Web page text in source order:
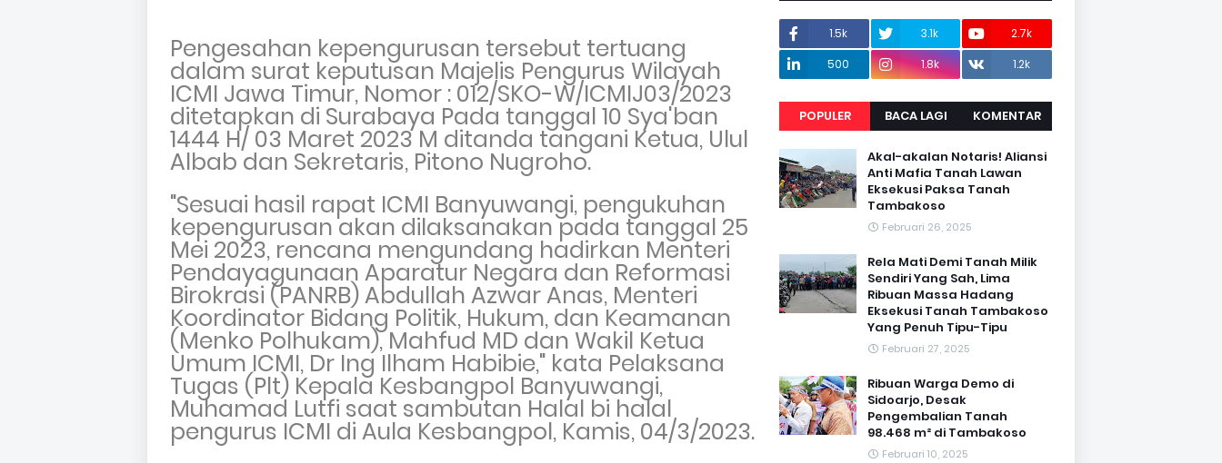
Pengesahan kepengurusan tersebut tertuang
dalam surat keputusan Majelis Pengurus Wilayah
ICMI Jawa Timur, Nomor : 012/SKO-W/ICMIJ03/2023
ditetapkan di Surabaya Pada tanggal 10 Sya'ban
1444 H/ 03 Maret 2023 M ditanda tangani Ketua, Ulul
Albab dan Sekretaris, Pitono Nugroho.
"Sesuai hasil rapat ICMI Banyuwangi, pengukuhan
kepengurusan akan dilaksanakan pada tanggal 25
Mei 2023, rencana mengundang hadirkan Menteri
Pendayagunaan Aparatur Negara dan Reformasi
Birokrasi (PANRB) Abdullah Azwar Anas, Menteri
Koordinator Bidang Politik, Hukum, dan Keamanan
(Menko Polhukam), Mahfud MD dan Wakil Ketua
Umum ICMI, Dr Ing Ilham Habibie," kata Pelaksana
Tugas (Plt) Kepala Kesbangpol Banyuwangi,
Muhamad Lutfi saat sambutan Halal bi halal
pengurus ICMI di Aula Kesbangpol, Kamis, 04/3/2023.
1.5k 3.1k
2.7k
500
1.8k 1.2k
POPULER BACA LAGI KOMENTAR
Akal-akalan Notaris! Aliansi
Anti Mafia Tanah Lawan
Eksekusi Paksa Tanah
Tambakoso
Februari 26, 2025
Rela Mati Demi Tanah Milik
Sendiri Yang Sah, Lima
Ribuan Massa Hadang
Eksekusi Tanah Tambakoso
Yang Penuh Tipu-Tipu
Februari 27, 2025
Ribuan Warga Demo di
Sidoarjo, Desak
Pengembalian Tanah
98.468 m² di Tambakoso
Februari 10, 2025